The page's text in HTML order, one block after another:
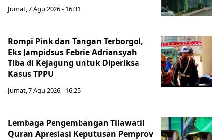
Jumat, 7 Agu 2026 - 16:31
Rompi Pink dan Tangan Terborgol,
Eks Jampidsus Febrie Adriansyah
Tiba di Kejagung untuk Diperiksa
Kasus TPPU
Jumat, 7 Agu 2026 - 16:25
Lembaga Pengembangan Tilawatil
Quran Apresiasi Keputusan Pemprov